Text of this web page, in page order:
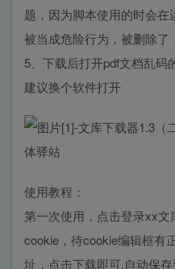
题，因为脚本使用的时会
被当成危险行为，被删除了
5、下载后打开pdf文档乱码
建议换个软件打开
使用教程：
第一次使用，点击登录xx
cookie，待cookie编辑框有
址，点击下载即可,自动保